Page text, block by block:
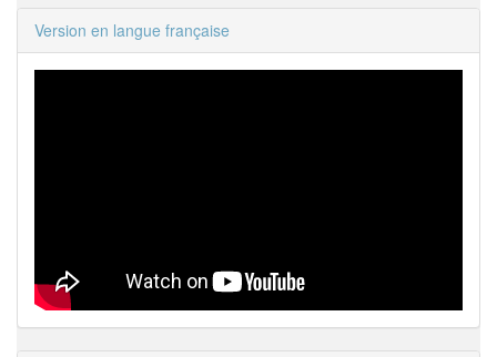
Version en langue française